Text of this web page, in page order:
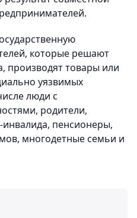
которые решают
производят товары или
уязвимых
люди с
родители,
пенсионеры,
многодетные семьи и